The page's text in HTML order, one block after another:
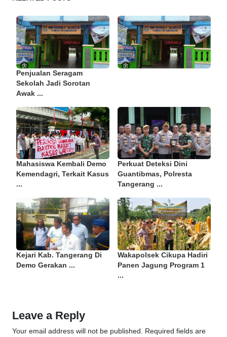
Penjualan Seragam
Sekolah Jadi Sorotan
Awak ...
Mahasiswa Kembali Demo
Kemendagri, Terkait Kasus
...
Perkuat Deteksi Dini
Guantibmas, Polresta
Tangerang ...
Kejari Kab. Tangerang Di
Demo Gerakan ...
Wakapolsek Cikupa Hadiri
Panen Jagung Program 1
...
Leave a Reply
Your email address will not be published.
Required fields are